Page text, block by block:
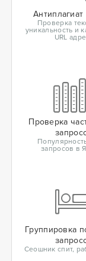
Проверка
уникальность и
URL
Проверка
запросов в
Группировка
Сеошник спит,